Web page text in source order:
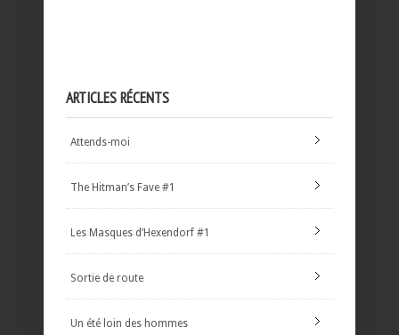
ARTICLES RÉCENTS
Attends-moi
The Hitman’s Fave #1
Les Masques d’Hexendorf #1
Sortie de route
Un été loin des hommes